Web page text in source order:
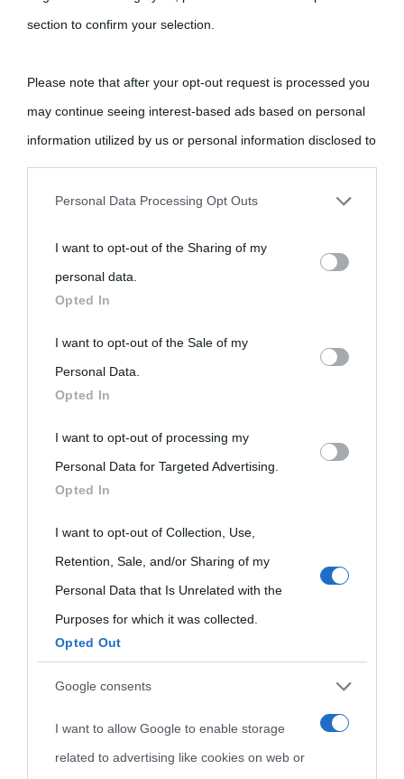
section to confirm your selection.
Please note that after your opt-out request is processed you
may continue seeing interest-based ads based on personal
information utilized by us or personal information disclosed to
third parties prior to your opt-out.
personal information by third parties on the IAB’s list of
downstream participants.
This information may also be disclosed by us to third parties
on the IAB’s List of Downstream Participants that may further
disclose it to other third parties.
Please note that this website/app uses one or more Google
services and may gather and store information including but
not limited to your visit or usage behaviour. You may click to
grant or deny consent to Google and its third-party tags to
use your data for below specified purposes in below Google
consent section.
Personal Data Processing Opt Outs
I want to opt-out of the Sharing of my
personal data.
Opted In
I want to opt-out of the Sale of my
Personal Data.
Opted In
I want to opt-out of processing my
Personal Data for Targeted Advertising.
Opted In
I want to opt-out of Collection, Use,
Retention, Sale, and/or Sharing of my
Personal Data that Is Unrelated with the
Purposes for which it was collected.
Opted Out
Google consents
I want to allow Google to enable storage
related to advertising like cookies on web or
Cultura
Cultura è un blog del sito Biografieonline © 2012-2025 •
come Affiliato Amazon il sito ricava commissioni sugli acquisti